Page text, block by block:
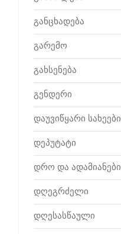
განცხადება
გარემო
გახსენება
გენდერი
დაუვიწყარი სახეები
დეპუტატი
დრო და ადამიანები
დღეგრძელი
დღესასწაული